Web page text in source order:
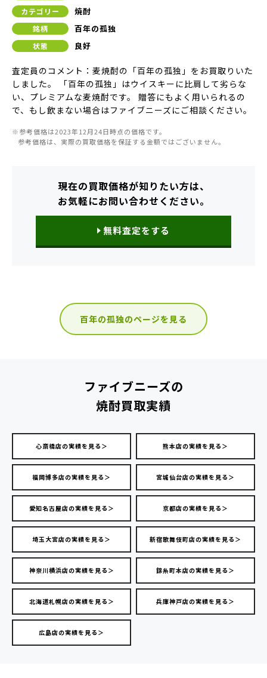
カテゴリー 焼酎
銘柄 百年の孤独
状態 良好
査定員のコメント：麦焼酎の「百年の孤独」をお買取りいた
しました。 「百年の孤独」はウイスキーに比肩して劣らな
い、プレミアムな麦焼酎です。 贈答にもよく用いられるの
で、もし飲まない場合はファイブニーズにご相談ください。
※参考価格は2023年12月24日時点の価格です。
参考価格は、実際の買取価格を保証する金額ではございません。
現在の買取価格が知りたい方は、
お気軽にお問い合わせください。
無料査定をする
百年の孤独のページを見る
ファイブニーズの
焼酎買取実績
心斎橋店の実績を見る＞ 熊本店の実績を見る＞
福岡博多店の実績を見る＞ 宮城仙台店の実績を見る＞
愛知名古屋店の実績を見る＞ 京都店の実績を見る＞
埼玉大宮店の実績を見る＞ 新宿歌舞伎町店の実績を見る＞
神奈川横浜店の実績を見る＞ 錦糸町本店の実績を見る＞
北海道札幌店の実績を見る＞ 兵庫神戸店の実績を見る＞
広島店の実績を見る＞